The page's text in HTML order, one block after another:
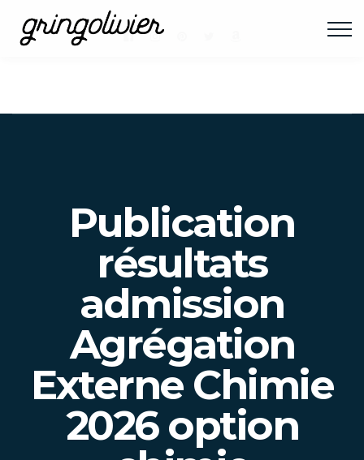
Publication
résultats
admission
Agrégation
Externe Chimie
2026 option